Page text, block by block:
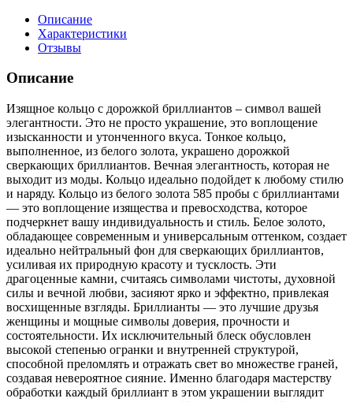
Описание
Характеристики
Отзывы
Описание
Изящное кольцо с дорожкой бриллиантов – символ вашей
элегантности. Это не просто украшение, это воплощение
изысканности и утонченного вкуса. Тонкое кольцо,
выполненное, из белого золота, украшено дорожкой
сверкающих бриллиантов. Вечная элегантность, которая не
выходит из моды. Кольцо идеально подойдет к любому стилю
и наряду. Кольцо из белого золота 585 пробы с бриллиантами
— это воплощение изящества и превосходства, которое
подчеркнет вашу индивидуальность и стиль. Белое золото,
обладающее современным и универсальным оттенком, создает
идеально нейтральный фон для сверкающих бриллиантов,
усиливая их природную красоту и тусклость. Эти
драгоценные камни, считаясь символами чистоты, духовной
силы и вечной любви, засияют ярко и эффектно, привлекая
восхищенные взгляды. Бриллианты — это лучшие друзья
женщины и мощные символы доверия, прочности и
состоятельности. Их исключительный блеск обусловлен
высокой степенью огранки и внутренней структурой,
способной преломлять и отражать свет во множестве граней,
создавая невероятное сияние. Именно благодаря мастерству
обработки каждый бриллиант в этом украшении выглядит